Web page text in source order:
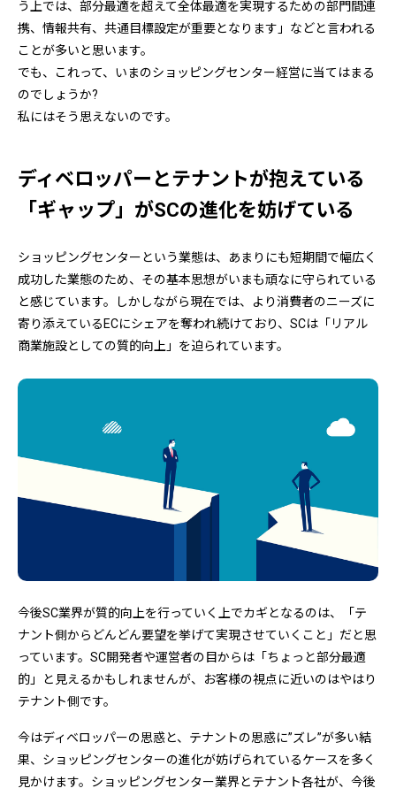
う上では、部分最適を超えて全体最適を実現するための部門間連
携、情報共有、共通目標設定が重要となります」などと言われる
ことが多いと思います。
でも、これって、いまのショッピングセンター経営に当てはまる
のでしょうか?
私にはそう思えないのです。
ディベロッパーとテナントが抱えている
「ギャップ」がSCの進化を妨げている
ショッピングセンターという業態は、あまりにも短期間で幅広く
成功した業態のため、その基本思想がいまも頑なに守られている
と感じています。しかしながら現在では、より消費者のニーズに
寄り添えているECにシェアを奪われ続けており、SCは「リアル
商業施設としての質的向上」を迫られています。
今後SC業界が質的向上を行っていく上でカギとなるのは、「テ
ナント側からどんどん要望を挙げて実現させていくこと」だと思
っています。SC開発者や運営者の目からは「ちょっと部分最適
的」と見えるかもしれませんが、お客様の視点に近いのはやはり
テナント側です。
今はディベロッパーの思惑と、テナントの思惑に”ズレ”が多い結
果、ショッピングセンターの進化が妨げられているケースを多く
見かけます。ショッピングセンター業界とテナント各社が、今後